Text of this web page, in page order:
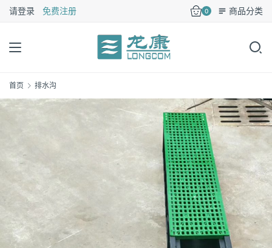
请登录 免费注册 0 商品分类
首页 排水沟